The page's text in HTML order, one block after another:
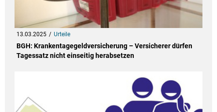
13.03.2025 Urteile
BGH: Krankentagegeldversicherung – Versicherer dürfen
Tagessatz nicht einseitig herabsetzen